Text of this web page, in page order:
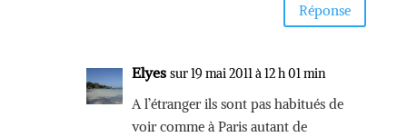
Réponse
Elyes sur 19 mai 2011 à 12 h 01 min
A l’étranger ils sont pas habitués de
voir comme à Paris autant de